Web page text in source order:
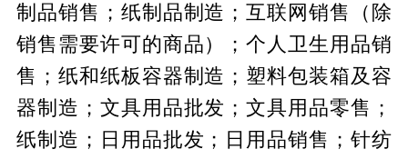
制品销售；纸制品制造；互联网销售（除
销售需要许可的商品）；个人卫生用品销
售；纸和纸板容器制造；塑料包装箱及容
器制造；文具用品批发；文具用品零售；
纸制造；日用品批发；日用品销售；针纺